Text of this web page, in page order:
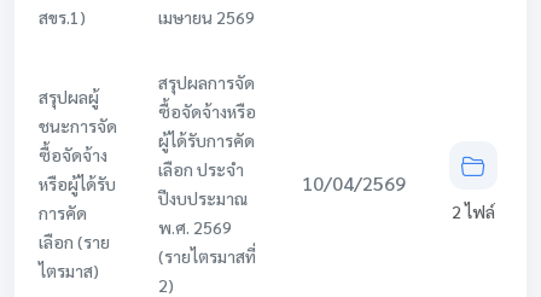
สขร.1)
เมษายน 2569
สรุปผลผู้
ชนะการจัด
ซื้อจัดจ้าง
หรือผู้ได้รับ
การคัด
เลือก (ราย
ไตรมาส)
สรุปผลการจัด
ซื้อจัดจ้างหรือ
ผู้ได้รับการคัด
เลือก ประจำ
ปีงบประมาณ
พ.ศ. 2569
(รายไตรมาสที่
2)
10/04/2569
2 ไฟล์